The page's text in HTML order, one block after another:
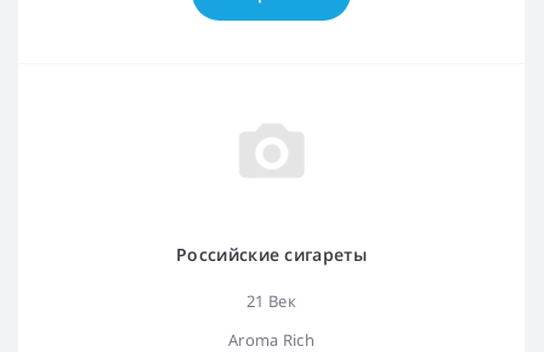
Российские сигареты
21 Век
Aroma Rich